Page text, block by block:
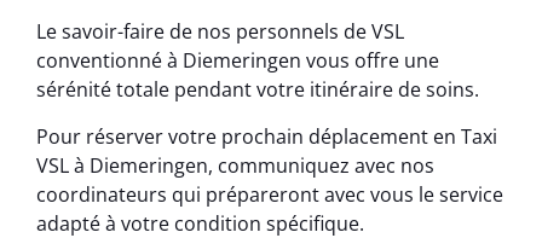
Le savoir-faire de nos personnels de VSL
conventionné à Diemeringen vous offre une
sérénité totale pendant votre itinéraire de soins.
Pour réserver votre prochain déplacement en Taxi
VSL à Diemeringen, communiquez avec nos
coordinateurs qui prépareront avec vous le service
adapté à votre condition spécifique.